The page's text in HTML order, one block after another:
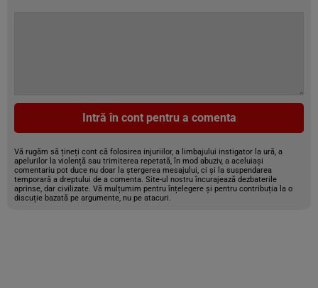
Intră în cont pentru a comenta
Vă rugăm să țineți cont că folosirea injuriilor, a limbajului instigator la ură, a
apelurilor la violență sau trimiterea repetată, în mod abuziv, a aceluiași
comentariu pot duce nu doar la ștergerea mesajului, ci și la suspendarea
temporară a dreptului de a comenta. Site-ul nostru încurajează dezbaterile
aprinse, dar civilizate. Vă mulțumim pentru înțelegere și pentru contribuția la o
discuție bazată pe argumente, nu pe atacuri.